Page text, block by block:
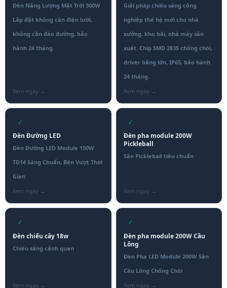
Đèn Năng Lượng Mặt Trời 300W
Lắp đặt không cần điện lưới,
không cần đào đường, bảo
hành 24 tháng.
Giải pháp chiếu sáng công
nghiệp thế hệ mới cho nhà
xưởng, kho bãi, nhà máy sản
xuất. Chip SMD 2835 chống chói,
driver hãng lớn, IP65, bảo hành
24 tháng.
✓
Đèn Đường LED
Đèn Đường LED Module 150W
TD14 Sáng Chuẩn, Bền Vượt Thời
Gian
✓
Đèn pha module 200W
Pickleball
Sân Pickleball tiêu chuẩn
✓
Đèn chiếu cây 18w
Chiếu sáng cảnh quan
✓
Đèn pha module 200W Cầu
Lông
Đèn Pha LED Module 200W Sân
Cầu Lông Chống Chói